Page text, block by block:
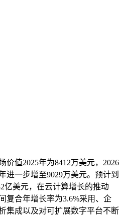
价值2025年为8412万美元，2026
进一步增至9029万美元。预计到
亿美元，在云计算增长的推动
复合年增长率为3.6%采用、企
集成以及对可扩展数字平台不断